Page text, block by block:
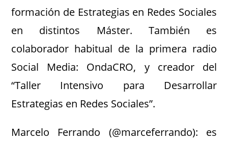
formación de Estrategias en Redes Sociales
en distintos Máster. También es
colaborador habitual de la primera radio
Social Media: OndaCRO, y creador del
“Taller Intensivo para Desarrollar
Estrategias en Redes Sociales”.
Marcelo Ferrando (@marceferrando): es